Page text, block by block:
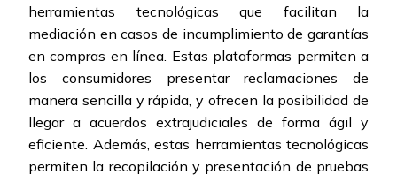
herramientas tecnológicas que facilitan la
mediación en casos de incumplimiento de garantías
en compras en línea. Estas plataformas permiten a
los consumidores presentar reclamaciones de
manera sencilla y rápida, y ofrecen la posibilidad de
llegar a acuerdos extrajudiciales de forma ágil y
eficiente. Además, estas herramientas tecnológicas
permiten la recopilación y presentación de pruebas